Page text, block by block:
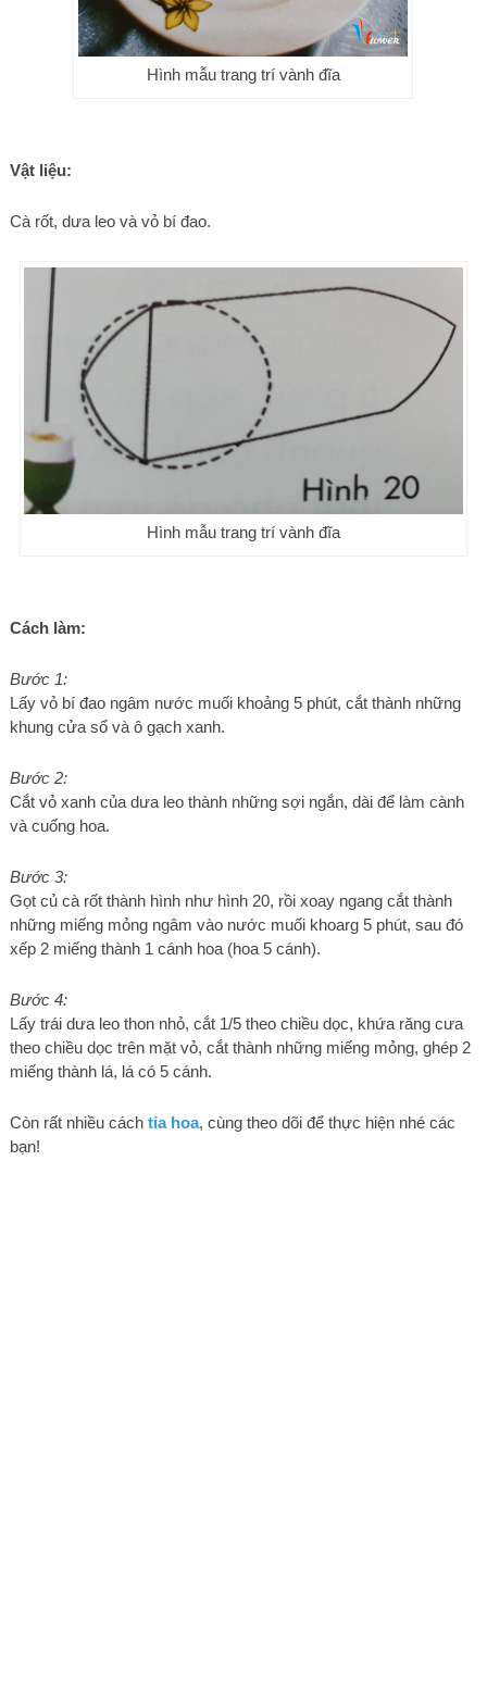
Hình mẫu trang trí vành đĩa
Vật liệu:
Cà rốt, dưa leo và vỏ bí đao.
Hình mẫu trang trí vành đĩa
Cách làm:
Bước 1:
Lấy vỏ bí đao ngâm nước muối khoảng 5 phút, cắt thành những
khung cửa sổ và ô gạch xanh.
Bước 2:
Cắt vỏ xanh của dưa leo thành những sợi ngắn, dài để làm cành
và cuống hoa.
Bước 3:
Gọt củ cà rốt thành hình như hình 20, rồi xoay ngang cắt thành
những miếng mỏng ngâm vào nước muối khoarg 5 phút, sau đó
xếp 2 miếng thành 1 cánh hoa (hoa 5 cánh).
Bước 4:
Lấy trái dưa leo thon nhỏ, cắt 1/5 theo chiều dọc, khứa răng cưa
theo chiều dọc trên mặt vỏ, cắt thành những miếng mỏng, ghép 2
miếng thành lá, lá có 5 cánh.
Còn rất nhiều cách tỉa hoa, cùng theo dõi để thực hiện nhé các
bạn!